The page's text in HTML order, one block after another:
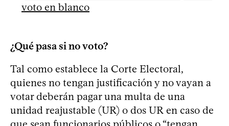
voto en blanco
¿Qué pasa si no voto?
Tal como establece la Corte Electoral,
quienes no tengan justificación y no vayan a
votar deberán pagar una multa de una
unidad reajustable (UR) o dos UR en caso de